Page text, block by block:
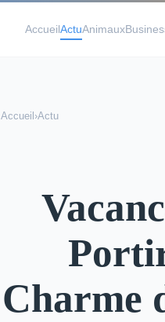
AccueilActuAnimaux
Accueil ›Actu
Charme